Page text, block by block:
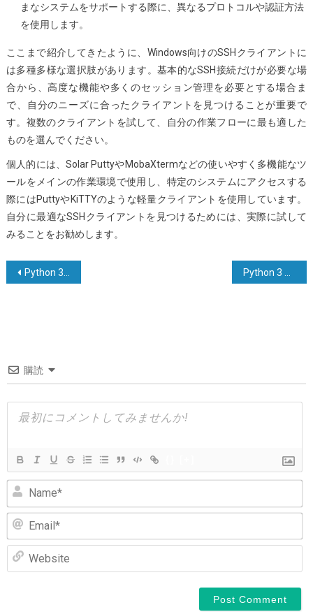
まなシステムをサポートする際に、異なるプロトコルや認証方法
を使用します。
ここまで紹介してきたように、Windows向けのSSHクライアントに
は多種多様な選択肢があります。基本的なSSH接続だけが必要な場
合から、高度な機能や多くのセッション管理を必要とする場合ま
で、自分のニーズに合ったクライアントを見つけることが重要で
す。複数のクライアントを試して、自分の作業フローに最も適した
ものを選んでください。
個人的には、Solar PuttyやMobaXtermなどの使いやすく多機能なツ
ールをメインの作業環境で使用し、特定のシステムにアクセスする
際にはPuttyやKiTTYのような軽量クライアントを使用しています。
自分に最適なSSHクライアントを見つけるためには、実際に試して
みることをお勧めします。
投
ー
シ
ョ
Python 3で文字列が数値（浮動小数点数または整数）を表すかどうかを確認する方法は？
購読